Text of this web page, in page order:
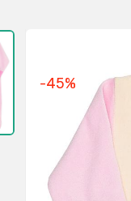
-45%